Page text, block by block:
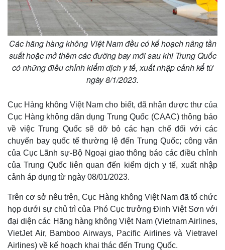
Các hãng hàng không Việt Nam đều có kế hoạch nâng tần
suất hoặc mở thêm các đường bay mới sau khi Trung Quốc
có những điều chỉnh kiểm dịch y tế, xuất nhập cảnh kể từ
ngày 8/1/2023.
Cục Hàng không Việt Nam cho biết, đã nhận được thư của
Cục Hàng không dân dụng Trung Quốc (CAAC) thông báo
về việc Trung Quốc sẽ dỡ bỏ các hạn chế đối với các
chuyến bay quốc tế thường lệ đến Trung Quốc; công văn
của Cục Lãnh sự-Bộ Ngoại giao thông báo các điều chỉnh
của Trung Quốc liên quan đến kiểm dịch y tế, xuất nhập
cảnh áp dụng từ ngày 08/01/2023.
Trên cơ sở nêu trên, Cục Hàng không Việt Nam đã tổ chức
họp dưới sự chủ trì của Phó Cục trưởng Đinh Việt Sơn với
đại diện các Hãng hàng không Việt Nam (Vietnam Airlines,
VietJet Air, Bamboo Airways, Pacific Airlines và Vietravel
Airlines) về kế hoạch khai thác đến Trung Quốc.